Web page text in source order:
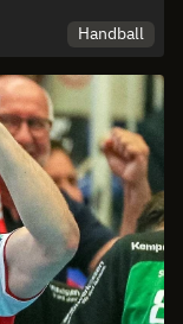
Handball